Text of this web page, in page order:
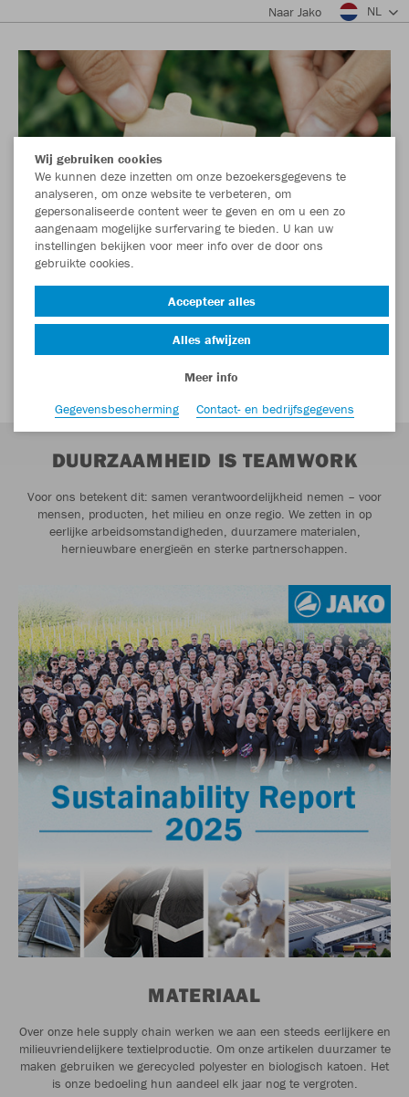
Naar Jako NL
DUURZAAMHEID IS TEAMWORK
Voor ons betekent dit: samen verantwoordelijkheid nemen – voor
mensen, producten, het milieu en onze regio. We zetten in op
eerlijke arbeidsomstandigheden, duurzamere materialen,
hernieuwbare energieën en sterke partnerschappen.
MATERIAAL
Over onze hele supply chain werken we aan een steeds eerlijkere en
milieuvriendelijkere textielproductie. Om onze artikelen duurzamer te
maken gebruiken we gerecycled polyester en biologisch katoen. Het
is onze bedoeling hun aandeel elk jaar nog te vergroten.
Wij gebruiken cookies
We kunnen deze inzetten om onze bezoekersgegevens te
analyseren, om onze website te verbeteren, om
gepersonaliseerde content weer te geven en om u een zo
aangenaam mogelijke surfervaring te bieden. U kan uw
instellingen bekijken voor meer info over de door ons
gebruikte cookies.
Accepteer alles
Alles afwijzen
Meer info
Gegevensbescherming
Contact- en bedrijfsgegevens